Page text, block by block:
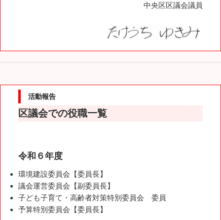
中央区区議会議員
活動報告
区議会での役職一覧
令和６年度
環境建設委員会【委員長】
議会運営委員会【副委員長】
子ども子育て・高齢者対策特別委員会 委員
予算特別委員会【委員長】